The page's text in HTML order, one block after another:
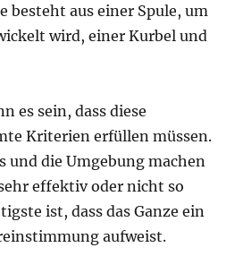
besteht aus einer Spule, um
wird, einer Kurbel und
es sein, dass diese
Kriterien erfüllen müssen.
und die Umgebung machen
effektiv oder nicht so
ist, dass das Ganze ein
aufweist.